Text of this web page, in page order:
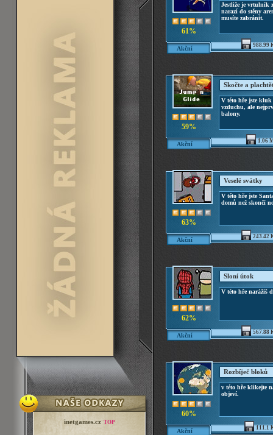
inetgames.cz TOP
61%
Jestliže je vrtulník
narazí do stěny
musíte zabránit.
Akční 988.99
59%
Skočte a
V této hře jste
vzduchu, ale
balony.
Akční 1.06
63%
Veselé svátky
V této hře jste
domů než skončí
Akční 243.42
62%
Sloní útok
V této hře narážíš
Akční 567.88
60%
Rozbíječ bloků
v této hře klikejte
objeví.
Akční 111.1